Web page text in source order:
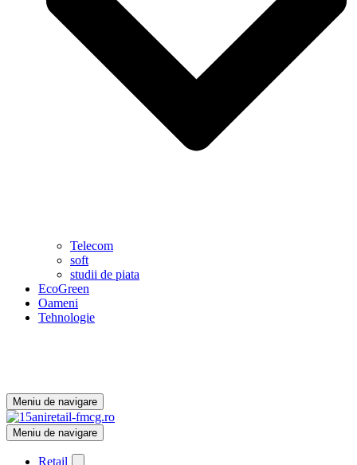
Telecom
soft
studii de piata
EcoGreen
Oameni
Tehnologie
Meniu de navigare
Meniu de navigare
Retail